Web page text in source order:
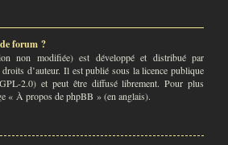
forum ?
non modifiée) est développé et distribué par
droits d’auteur. Il est publié sous la licence publique
2.0) et peut être diffusé librement. Pour plus
« À propos de phpBB » (en anglais).